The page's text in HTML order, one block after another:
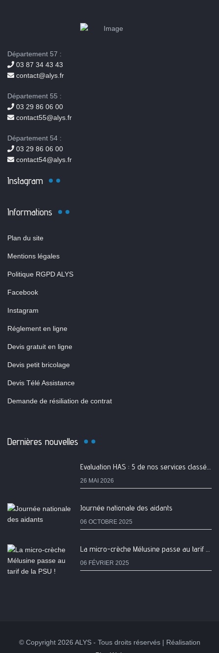
Département 57 :
03 87 34 43 43
contact@alys.fr
Département 55 :
03 29 86 06 00
contact55@alys.fr
Département 54 :
03 29 86 06 00
contact54@alys.fr
Instagram
Informations
Plan du site
Mentions légales
Politique RGPD ALYS
Facebook
Instagram
Réglement en ligne
Devis gratuit en ligne
Devis petit bricolage
Devis Télé Assistance
Demande de résiliation de contrat
Dernières nouvelles
Evaluation HAS : 5 de nos services classés A
26 MAI 2026
Journée nationale des aidants
06 OCTOBRE 2025
La micro-crèche Mélusine passe au tarif de la PSU !
06 FÉVRIER 2025
© Copyright 2026 ALYS - Tous droits réservés | Réalisation